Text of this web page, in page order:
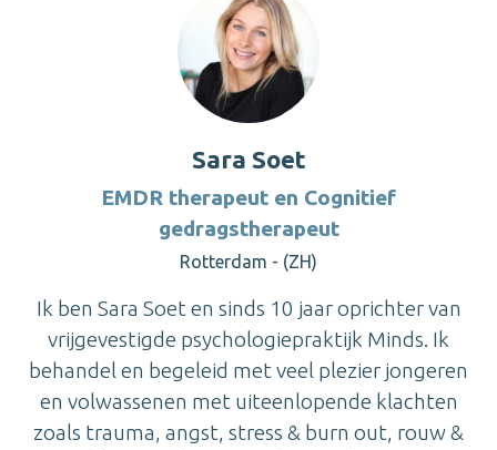
Sara Soet
EMDR therapeut en Cognitief
gedragstherapeut
Rotterdam - (ZH)
Ik ben Sara Soet en sinds 10 jaar oprichter van
vrijgevestigde psychologiepraktijk Minds. Ik
behandel en begeleid met veel plezier jongeren
en volwassenen met uiteenlopende klachten
zoals trauma, angst, stress & burn out, rouw &